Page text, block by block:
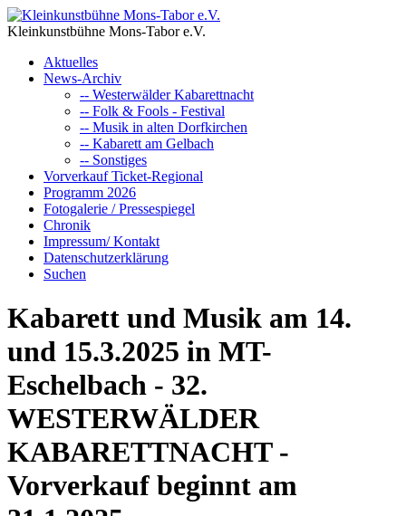
Kleinkunstbühne Mons-Tabor e.V.
Aktuelles
News-Archiv
-- Westerwälder Kabarettnacht
-- Folk & Fools - Festival
-- Musik in alten Dorfkirchen
-- Kabarett am Gelbach
-- Sonstiges
Vorverkauf Ticket-Regional
Programm 2026
Fotogalerie / Pressespiegel
Chronik
Impressum/ Kontakt
Datenschutzerklärung
Suchen
Kabarett und Musik am 14.
und 15.3.2025 in MT-
Eschelbach - 32.
WESTERWÄLDER
KABARETTNACHT -
Vorverkauf beginnt am